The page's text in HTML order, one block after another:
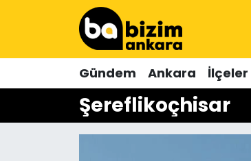
Gündem Ankara İlçeler
Şereflikoçhisar
Hava Durumu
Trafik Durumu
Süper Lig Puan Durumu ve Fikstür